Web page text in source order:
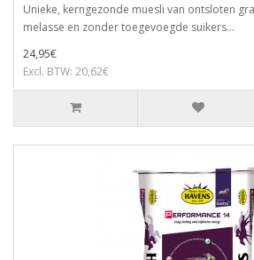
Unieke, kerngezonde muesli van ontsloten
melasse en zonder toegevoegde suikers...
24,95€
Excl. BTW: 20,62€